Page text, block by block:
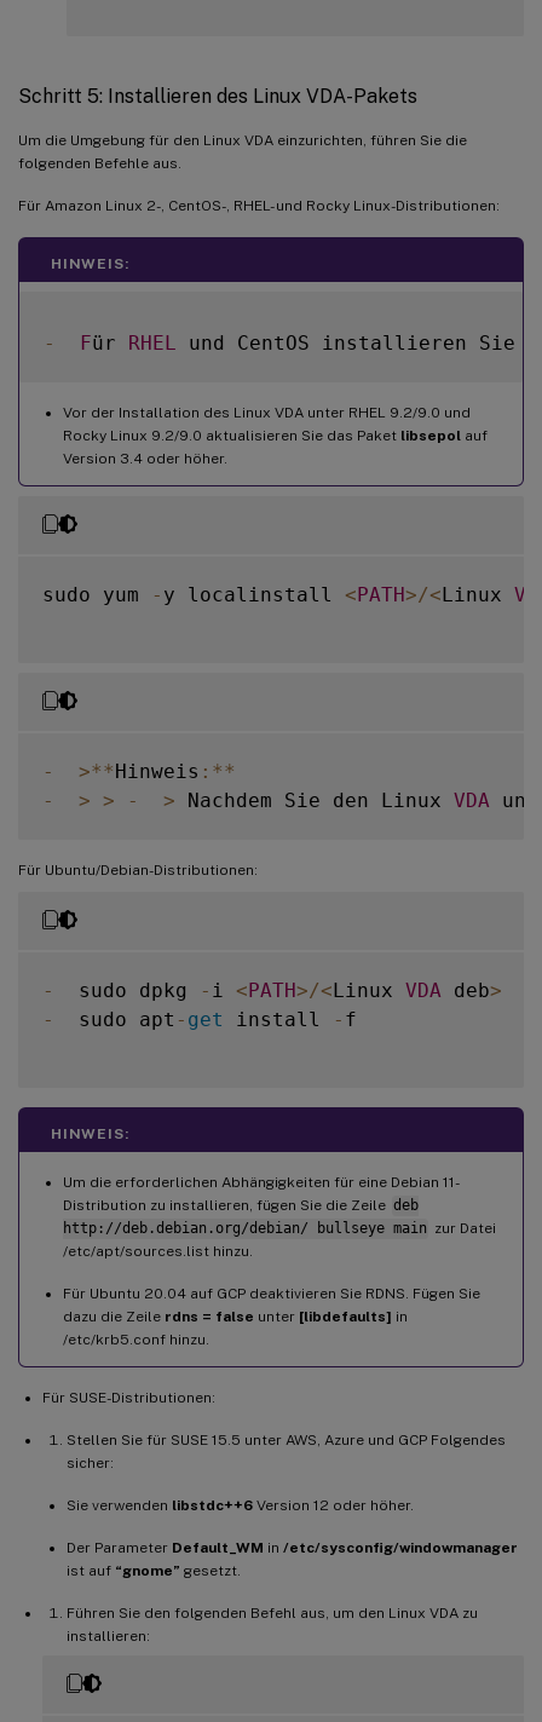
Schritt 5: Installieren des Linux VDA-Pakets
Um die Umgebung für den Linux VDA einzurichten, führen Sie die
folgenden Befehle aus.
Für Amazon Linux 2-, CentOS-, RHEL- und Rocky Linux-Distributionen:
HINWEIS:
- Für RHEL und CentOS installieren Sie
Vor der Installation des Linux VDA unter RHEL 9.2/9.0 und
Rocky Linux 9.2/9.0 aktualisieren Sie das Paket libsepol auf
Version 3.4 oder höher.
sudo yum - y localinstall < PATH>/< Linux
- >** Hinweis : **
-
> > - > Nachdem Sie den Linux VDA
Für Ubuntu/Debian-Distributionen:
-
  sudo dpkg
- i < PATH>/< Linux VDA deb>
-
  sudo apt
- get install - f
HINWEIS:
Um die erforderlichen Abhängigkeiten für eine Debian 11-
Distribution zu installieren, fügen Sie die Zeile deb
http://deb.debian.org/debian/ bullseye main zur Datei
/etc/apt/sources.list hinzu.
Für Ubuntu 20.04 auf GCP deaktivieren Sie RDNS. Fügen Sie
dazu die Zeile rdns = false unter [libdefaults] in
/etc/krb5.conf hinzu.
Für SUSE-Distributionen:
Stellen Sie für SUSE 15.5 unter AWS, Azure und GCP Folgendes
sicher:
Sie verwenden libstdc++6 Version 12 oder höher.
Der Parameter Default_WM in /etc/sysconfig/windowmanager
ist auf “gnome” gesetzt.
Führen Sie den folgenden Befehl aus, um den Linux VDA zu
installieren: